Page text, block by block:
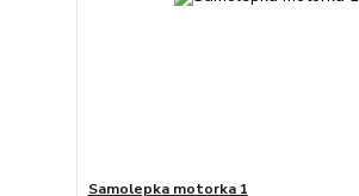
Samolepka motorka 1